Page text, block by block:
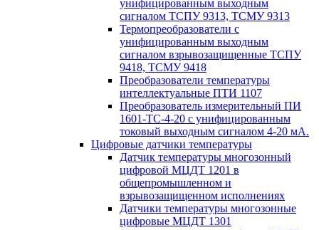
унифицированным выходным
сигналом ТСПУ 9313, ТСМУ 9313
Термопреобразователи с
унифицированным выходным
сигналом взрывозащищенные ТСПУ
9418, ТСМУ 9418
Преобразователи температуры
интеллектуальные ПТИ 1107
Преобразователь измерительный ПИ
1601-ТС-4-20 с унифицированным
токовый выходным сигналом 4-20 мА.
Цифровые датчики температуры
Датчик температуры многозонный
цифровой МЦДТ 1201 в
общепромышленном и
взрывозащищенном исполнениях
Датчики температуры многозонные
цифровые МЦДТ 1301